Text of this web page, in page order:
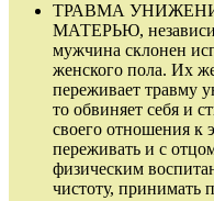
ТРАВМА
МАТЕРЬЮ,
мужчина склонен
женского пола. Их
переживает травму
то обвиняет себя и
своего отношения к
переживать и с
физическим
чистоту, принимать